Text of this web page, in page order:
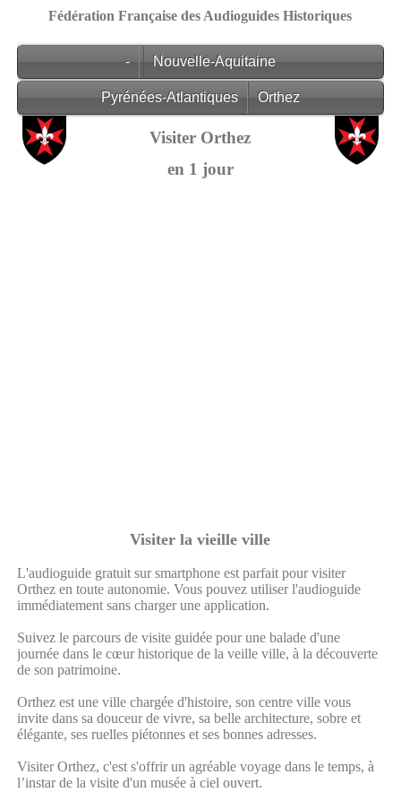
Fédération Française des Audioguides Historiques
- Nouvelle-Aquitaine
Pyrénées-Atlantiques Orthez
Visiter Orthez
en 1 jour
Visiter la vieille ville
L'audioguide gratuit sur smartphone est parfait pour visiter
Orthez en toute autonomie. Vous pouvez utiliser l'audioguide
immédiatement sans charger une application.
Suivez le parcours de visite guidée pour une balade d'une
journée dans le cœur historique de la veille ville, à la découverte
de son patrimoine.
Orthez est une ville chargée d'histoire, son centre ville vous
invite dans sa douceur de vivre, sa belle architecture, sobre et
élégante, ses ruelles piétonnes et ses bonnes adresses.
Visiter Orthez, c'est s'offrir un agréable voyage dans le temps, à
l’instar de la visite d'un musée à ciel ouvert.